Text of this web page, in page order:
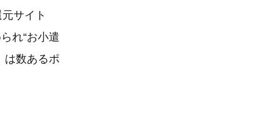
サイト
れ“お小遣
は数あるポ